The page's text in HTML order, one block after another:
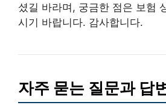
셨길 바라며, 궁금한 점은 보험
시기 바랍니다. 감사합니다.
자주 묻는 질문과 답